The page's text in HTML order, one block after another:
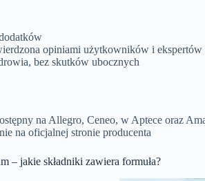
opiniami użytkowników i ekspertów
bez skutków ubocznych
na Allegro, Ceneo, w Aptece oraz
na oficjalnej stronie producenta
– jakie składniki zawiera formuła?